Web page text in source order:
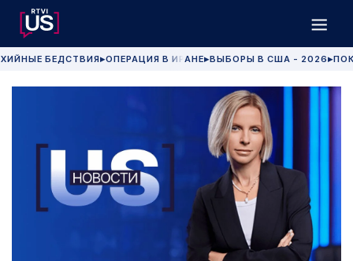
БЕДСТВИЯ▶ОПЕРАЦИЯ В ИРАНЕ▶ВЫБОРЫ В США - 2026 ▶